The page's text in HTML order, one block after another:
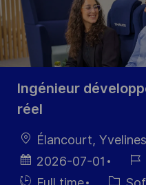
Ingénieur
réel
Ort
Élancourt,
Datum der
Veröffentlichung
2026-07-01
Job-
ID